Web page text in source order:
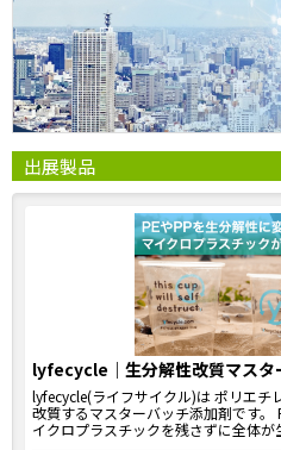
・金属探知機対応コンパウンド樹
・難燃性コンパウンド樹脂
・炭素繊維強化コンパウンド樹脂
・発泡剤マスターバッチ
・CFRTP
・PEEK樹脂
・PEEK素形材
・PTFE樹脂
・フッ素樹脂コンパウンド
・PTFEアンチドリッピング剤
・PTFE素形材
・フッ素樹脂素形材（PFA、
・チョップ炭素繊維
・CFRTP
・板状アルミナフィラー
・テトラポッド状酸化亜鉛フィラ
・ポリイミド素形材
出展製品
lyfecycle｜生分解性改質マスタ
lyfecycle(ライフサイクル)は ポリエチ
改質するマスターバッチ添加剤です
イクロプラスチックを残さずに全体が